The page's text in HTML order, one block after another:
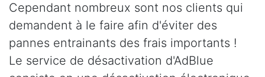
Cependant nombreux sont nos clients qui
demandent à le faire afin d'éviter des
pannes entrainants des frais importants !
Le service de désactivation d'AdBlue